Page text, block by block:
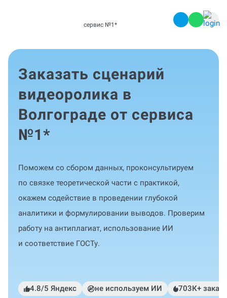
сервис №1 *
Заказать cценарий
видеоролика в
Волгограде от сервиса
№1*
Поможем со сбором данных, проконсультируем
по связке теоретической части с практикой,
окажем содействие в проведении глубокой
аналитики и формулировании выводов. Проверим
работу на антиплагиат, использование ИИ
и соответствие ГОСТу.
4.8/5 Яндекс не используем ИИ 703К+